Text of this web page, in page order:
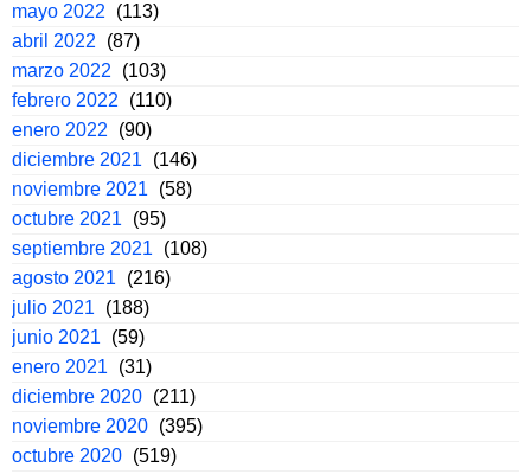
mayo 2022
(113)
abril 2022
(87)
marzo 2022
(103)
febrero 2022
(110)
enero 2022
(90)
diciembre 2021
(146)
noviembre 2021
(58)
octubre 2021
(95)
septiembre 2021
(108)
agosto 2021
(216)
julio 2021
(188)
junio 2021
(59)
enero 2021
(31)
diciembre 2020 (211)
noviembre 2020 (395)
octubre 2020 (519)